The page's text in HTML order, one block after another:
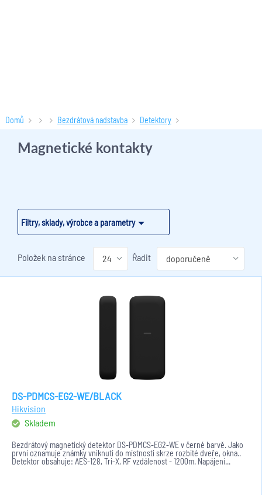
Domů Bezdrátová nadstavba Detektory
Magnetické kontakty(7 produktů)
Filtry, sklady, výrobce a parametry
Magnetické kontakty
Položek na stránce Řadit
DS-PDMCS-EG2-WE/BLACK
Hikvision
Skladem
Bezdrátový magnetický detektor DS-PDMCS-EG2-WE v černé barvě. Jako
první oznamuje známky vniknutí do místnosti skrze rozbité dveře, okna..
Detektor obsahuje: AES-128, Tri-X, RF vzdálenost - 1200m. Napájení...